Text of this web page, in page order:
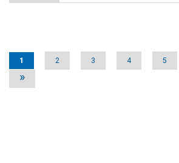
Pages
1 2 3 4 5
»